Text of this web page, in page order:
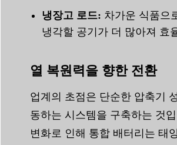
냉장고 로드: 차가운 식품으
냉각할 공기가 더 많아져 효
열 복원력을 향한 전환
업계의 초점은 단순한 압축기
동하는 시스템을 구축하는 것
변화로 인해 통합 배터리는 태